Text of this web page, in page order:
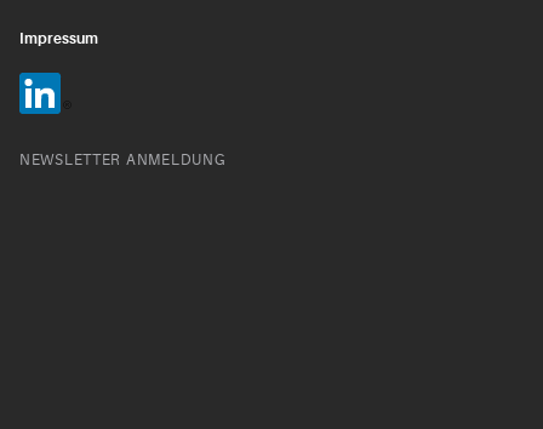
Impressum
NEWSLETTER ANMELDUNG